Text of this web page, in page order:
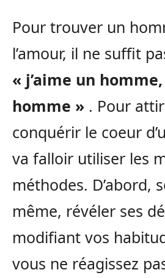
Pour trouver un
l’amour, il ne suffit
« j’aime un
homme » . Pour
conquérir le coeur
va falloir utiliser les
méthodes. D’abord,
même, révéler ses
modifiant vos
vous ne réagissez